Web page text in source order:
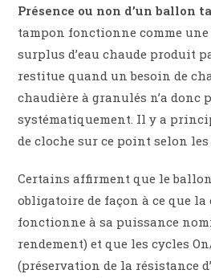
Présence ou non d’un ballon
tampon fonctionne comme
surplus d’eau chaude produit
restitue quand un besoin de
chaudière à granulés n’a donc
systématiquement. Il y a
de cloche sur ce point selon
Certains affirment que le
obligatoire de façon à ce que la
fonctionne à sa puissance
rendement) et que les cycles
(préservation de la résistance